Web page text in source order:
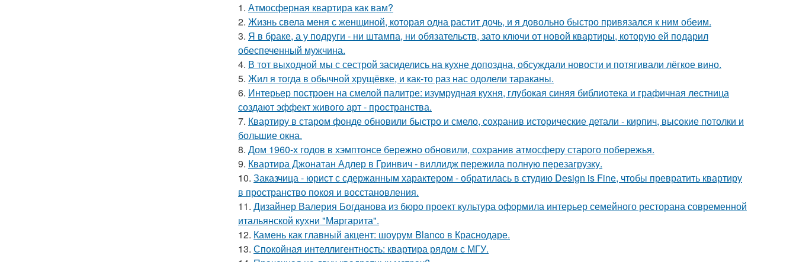
1. Атмосферная квартира как вам?
2. Жизнь свела меня с женщиной, которая одна растит дочь, и я довольно быстро привязался к ним обеим.
3. Я в браке, а у подруги - ни штампа, ни обязательств, зато ключи от новой квартиры, которую ей подарил
обеспеченный мужчина.
4. В тот выходной мы с сестрой засиделись на кухне допоздна, обсуждали новости и потягивали лёгкое вино.
5. Жил я тогда в обычной хрущёвке, и как-то раз нас одолели тараканы.
6. Интерьер построен на смелой палитре: изумрудная кухня, глубокая синяя библиотека и графичная лестница
создают эффект живого арт - пространства.
7. Квартиру в старом фонде обновили быстро и смело, сохранив исторические детали - кирпич, высокие потолки и
большие окна.
8. Дом 1960-х годов в хэмптонсе бережно обновили, сохранив атмосферу старого побережья.
9. Квартира Джонатан Адлер в Гринвич - виллидж пережила полную перезагрузку.
10. Заказчица - юрист с сдержанным характером - обратилась в студию Design is Fine, чтобы превратить квартиру
в пространство покоя и восстановления.
11. Дизайнер Валерия Богданова из бюро проект культура оформила интерьер семейного ресторана современной
итальянской кухни "Маргарита".
12. Камень как главный акцент: шоурум Blanco в Краснодаре.
13. Спокойная интеллигентность: квартира рядом с МГУ.